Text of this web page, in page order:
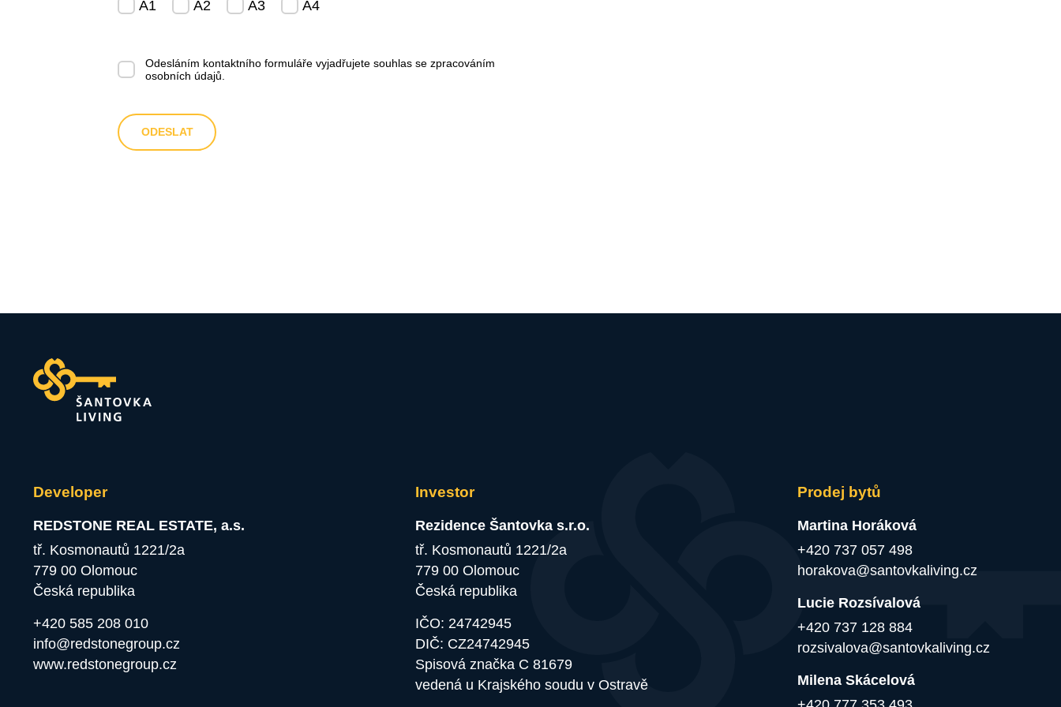
A1 A2 A3 A4
Odesláním kontaktního formuláře vyjadřujete souhlas sezpracováním
osobních údajů
Developer
REDSTONE REAL ESTATE, a.s.
tř. Kosmonautů 1221/2a
779 00 Olomouc
Česká republika
+420 585 208 010
info@redstonegroup.cz
www.redstonegroup.cz
Investor
Rezidence Šantovka s.r.o.
tř. Kosmonautů 1221/2a
779 00 Olomouc
Česká republika
IČO: 24742945
DIČ: CZ24742945
Spisová značka C 81679
vedená u Krajského soudu v Ostravě
Prodej bytů
Martina Horáková
+420 737 057 498
horakova@santovkaliving.cz
Lucie Rozsívalová
+420 737 128 884
rozsivalova@santovkaliving.cz
Milena Skácelová